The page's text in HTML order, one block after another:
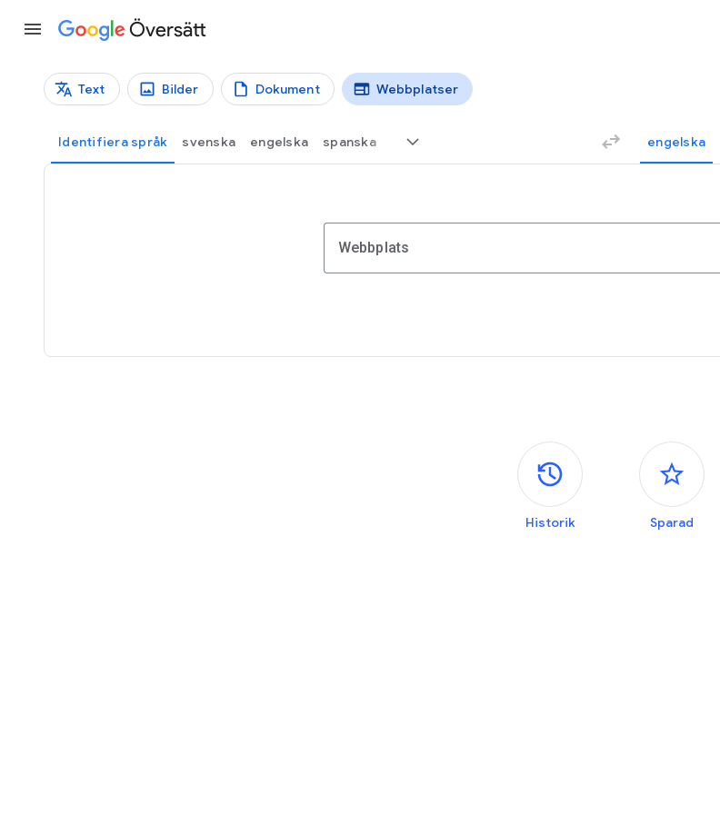
Översätt
Översättningstyper
Text Bilder Dokument Webbplatser
Identifiera språk svenska engelska spanska engelska
Webbplats
Sidopaneler
Historik Sparad